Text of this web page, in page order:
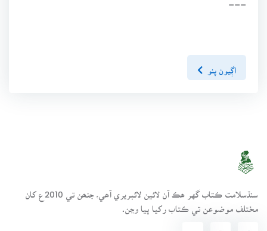
اڳيون پنو
سنڌسلامت ڪتاب گهر ھڪ آن لائين لائبريري آھي، جنھن تي 2010ع کان
مختلف موضوعن تي ڪتاب رکيا پيا وڃن.